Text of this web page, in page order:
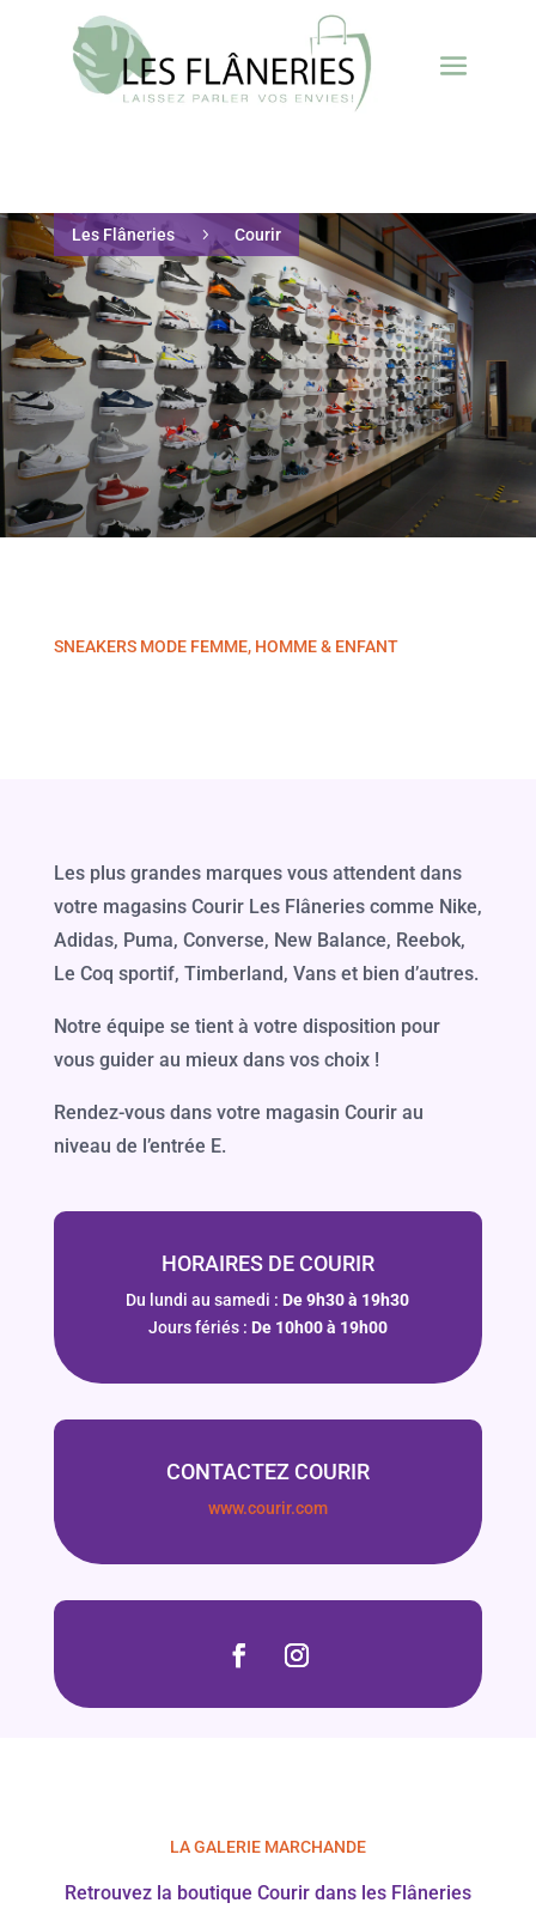
Les Flâneries 5 Courir
SNEAKERS MODE FEMME, HOMME & ENFANT
Les plus grandes marques vous attendent dans
votre magasins Courir Les Flâneries comme Nike,
Adidas, Puma, Converse, New Balance, Reebok,
Le Coq sportif, Timberland, Vans et bien d’autres.
Notre équipe se tient à votre disposition pour
vous guider au mieux dans vos choix !
Rendez-vous dans votre magasin Courir au
niveau de l’entrée E.
HORAIRES DE COURIR
Du lundi au samedi : De 9h30 à 19h30
Jours fériés : De 10h00 à 19h00
CONTACTEZ COURIR
www.courir.com
LA GALERIE MARCHANDE
Retrouvez la boutique Courir dans les Flâneries